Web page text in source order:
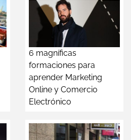
6 magníficas
formaciones para
aprender Marketing
Online y Comercio
Electrónico